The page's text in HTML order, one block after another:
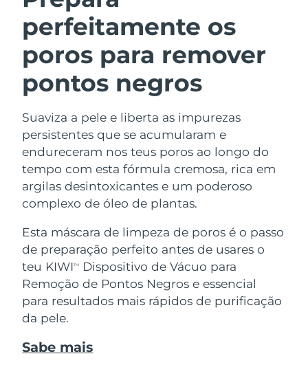
perfeitamente os
poros para remover
pontos negros
Suaviza a pele e liberta as impurezas
persistentes que se acumularam e
endureceram nos teus poros ao longo do
tempo com esta fórmula cremosa, rica em
argilas desintoxicantes e um poderoso
complexo de óleo de plantas.
Esta máscara de limpeza de poros é o passo
de preparação perfeito antes de usares o
teu KIWITM
Dispositivo de Vácuo para
Remoção de Pontos Negros e essencial
para resultados mais rápidos de purificação
da pele.
Sabe mais